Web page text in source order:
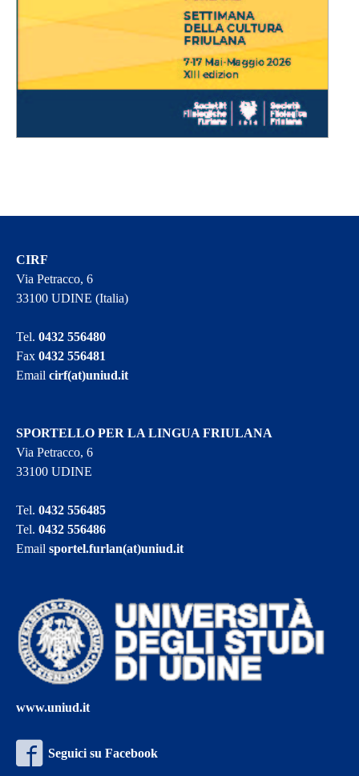
CIRF
Via Petracco, 6
33100 UDINE (Italia)
Tel.0432 556480
Fax0432 556481
Emailcirf(at)uniud.it
SPORTELLO PER LA LINGUA FRIULANA
Via Petracco, 6
33100 UDINE
Tel.0432 556485
Tel.0432 556486
Emailsportel.furlan(at)uniud.it
www.uniud.it
Seguici su Facebook